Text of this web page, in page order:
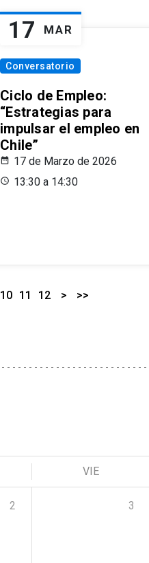
17 MAR
Conversatorio
Ciclo de Empleo:
“Estrategias para
impulsar el empleo en
Chile”
17 de Marzo de 2026
13:30 a 14:30
10 11 12 > >>
VIE
2 3